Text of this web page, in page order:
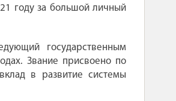
году за большой личный
государственным
Звание присвоено по
в развитие системы